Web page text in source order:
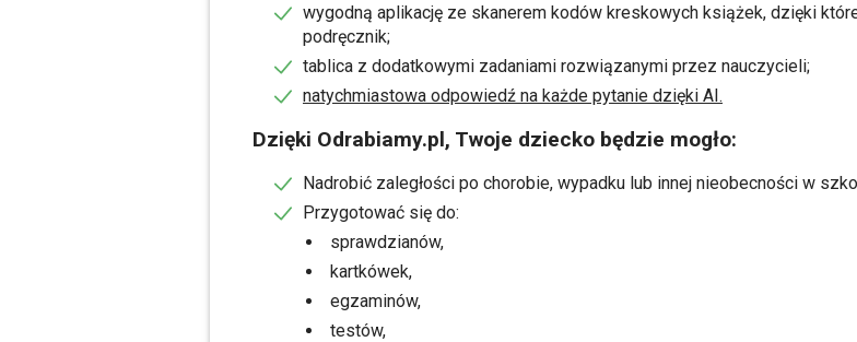
wygodną aplikację ze skanerem kodów kreskowych książek, dzięki
podręcznik;
tablica z dodatkowymi zadaniami rozwiązanymi przez nauczycieli;
natychmiastowa odpowiedź na każde pytanie dzięki AI.
Dzięki Odrabiamy.pl, Twoje dziecko będzie mogło:
Nadrobić zaległości po chorobie, wypadku lub innej nieobecności w
Przygotować się do:
sprawdzianów,
kartkówek,
egzaminów,
testów,